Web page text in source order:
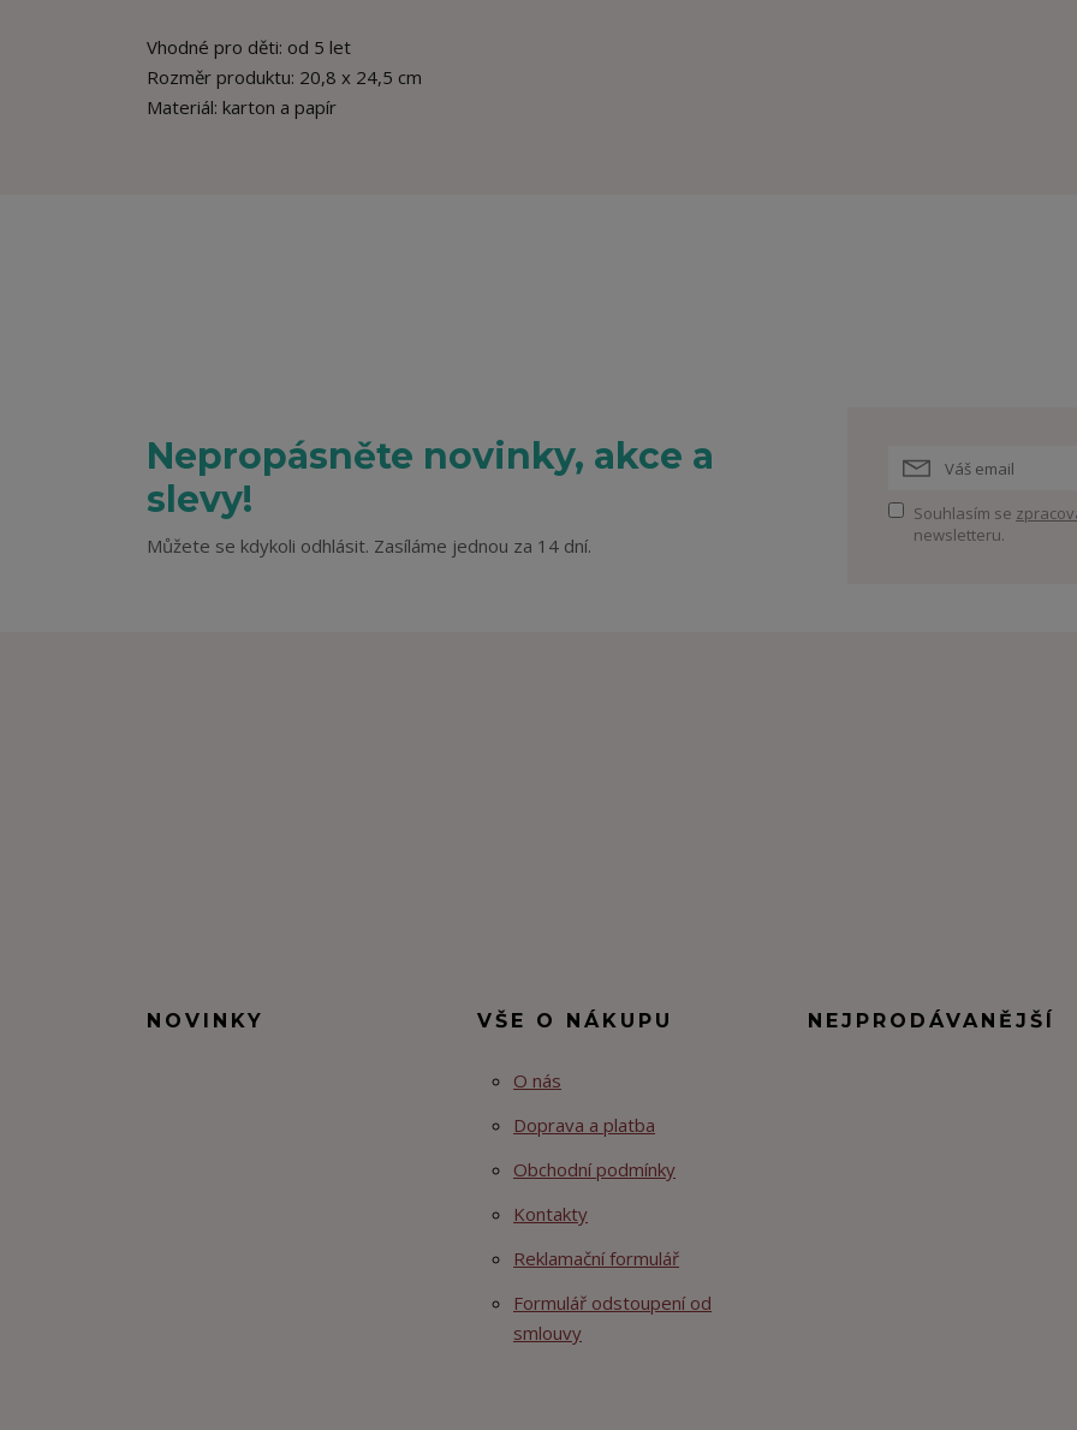
Vhodné pro děti: od 5 let
Rozměr produktu: 20,8 x 24,5 cm
Materiál: karton a papír
Nepropásněte novinky, akce a
slevy!
Můžete se kdykoli odhlásit. Zasíláme jednou za 14 dní.
Souhlasím se
newsletteru.
NOVINKY VŠE O NÁKUPU
O nás
Doprava a platba
Obchodní podmínky
Kontakty
Reklamační formulář
Formulář odstoupení od
smlouvy
NEJPRODÁVANĚJŠÍ